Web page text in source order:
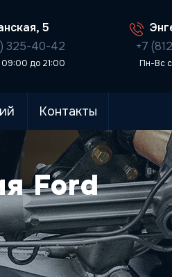
5
325-40-42
до 21:00
+7
Пн-Вс
Контакты
Ford